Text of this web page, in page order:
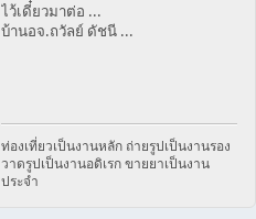
ไว้เดี๋ยวมาต่อ ...
บ้านอจ.ถวัลย์ ดัชนี ...
ท่องเที่ยวเป็นงานหลัก ถ่ายรูปเป็นงานรอง
วาดรูปเป็นงานอดิเรก ขายยาเป็นงาน
ประจำ